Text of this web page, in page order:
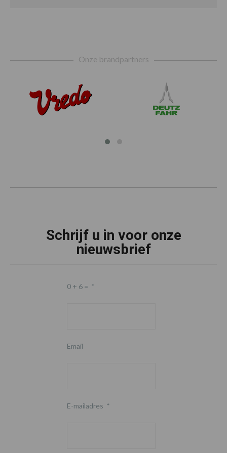
Onze brandpartners
Schrijf u in voor onze
nieuwsbrief
0 + 6 = *
Email
E-mailadres *